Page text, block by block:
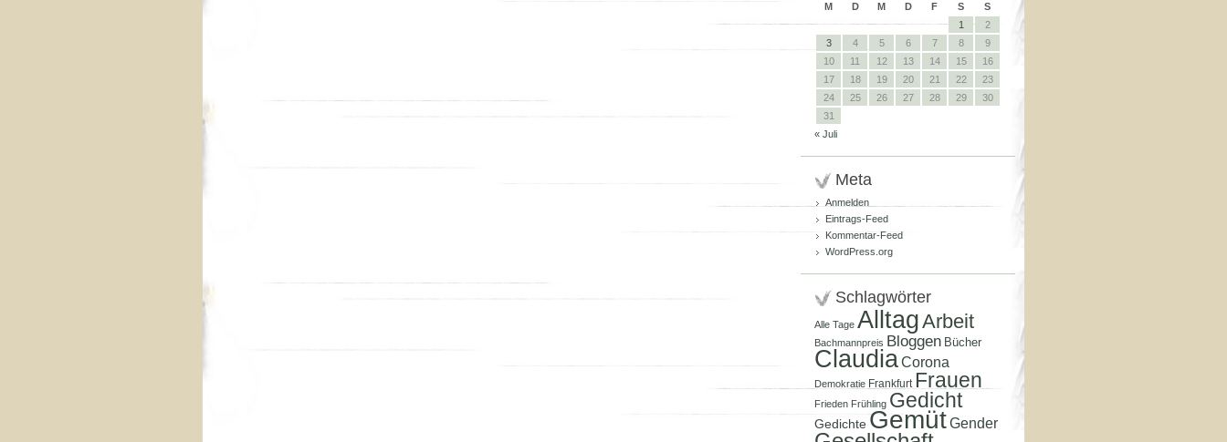
M
D M D F S
S
1
2
3
4 5 6 7 8
9
10
11 12 13 14 15
16
17
18 19 20 21 22
23
24
25 26 27 28 29
30
31
« Juli
Meta
Anmelden
Eintrags-Feed
Kommentar-Feed
WordPress.org
Schlagwörter
Alle Tage AlltagArbeit
Bachmannpreis Bloggen Bücher
ClaudiaCorona
Demokratie Frankfurt Frauen
Frieden Frühling Gedicht
Gedichte GemütGender